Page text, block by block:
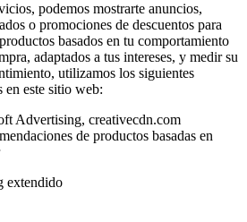
podemos mostrarte anuncios,
o promociones de descuentos para
basados en tu comportamiento
adaptados a tus intereses, y medir su
utilizamos los siguientes
en este sitio web:
Advertising, creativecdn.com
de productos basadas en
extendido